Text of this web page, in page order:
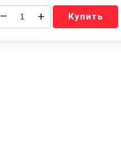
– + Купить